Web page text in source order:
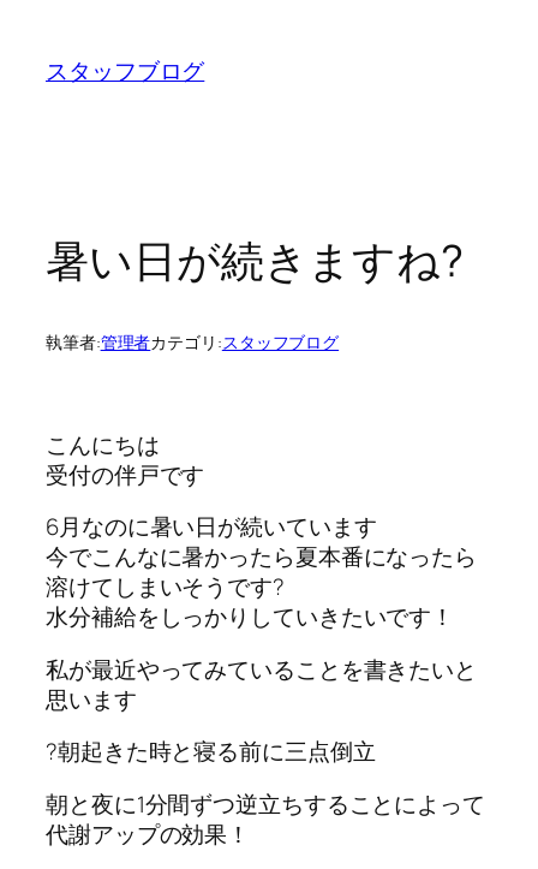
スタッフブログ
暑い日が続きますね?
執筆者:管理者カテゴリ:スタッフブログ
こんにちは
受付の伴戸です
6月なのに暑い日が続いています
今でこんなに暑かったら夏本番になったら
溶けてしまいそうです?
水分補給をしっかりしていきたいです！
私が最近やってみていることを書きたいと
思います
?朝起きた時と寝る前に三点倒立
朝と夜に1分間ずつ逆立ちすることによって
代謝アップの効果！